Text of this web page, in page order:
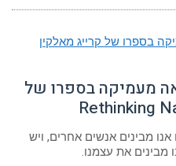
מעמיקה בספרו של
מבינים אנשים אחרים, ויש
מבינים את עצמנו.